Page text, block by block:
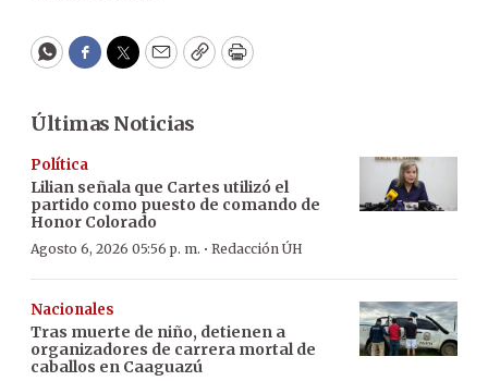
WhatsApp
Facebook
Twitter
EmailCopyPrint
Últimas Noticias
Política
Lilian señala que Cartes utilizó el
partido como puesto de comando de
Honor Colorado
Agosto 6, 2026 05:56 p. m. · Redacción ÚH
Nacionales
Tras muerte de niño, detienen a
organizadores de carrera mortal de
caballos en Caaguazú